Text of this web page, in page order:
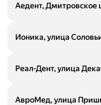
Аедент, Дмитровское
Ионика, улица
Реал-Дент, улица
АвроМед, улица